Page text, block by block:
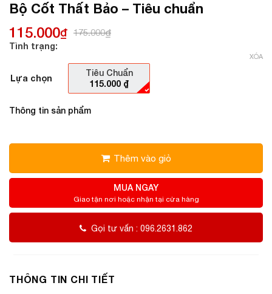
Bộ Cốt Thất Bảo – Tiêu chuẩn
175.000₫
115.000₫
Tình trạng:
Lựa chọn
Tiêu Chuẩn
115.000 ₫
XÓA
Thông tin sản phẩm
Thêm vào giỏ
MUA NGAY
Giao tận nơi hoặc nhận tại cửa hàng
Gọi tư vấn : 096.2631.862
THÔNG TIN CHI TIẾT